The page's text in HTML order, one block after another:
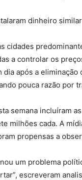
dinheiro
cidades
a controlar os
dia após a
pouca razão por
semana incluíram
milhões cada. A
propensas a
um problema
escreveram